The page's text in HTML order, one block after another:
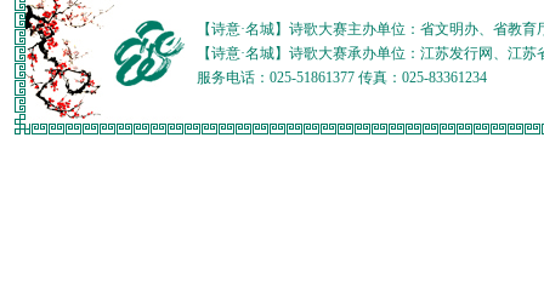
【诗意·名城】诗歌大赛主办单位：省文明办、省教
【诗意·名城】诗歌大赛承办单位：江苏发行网、江
服务电话：025-51861377 传真：025-83361234